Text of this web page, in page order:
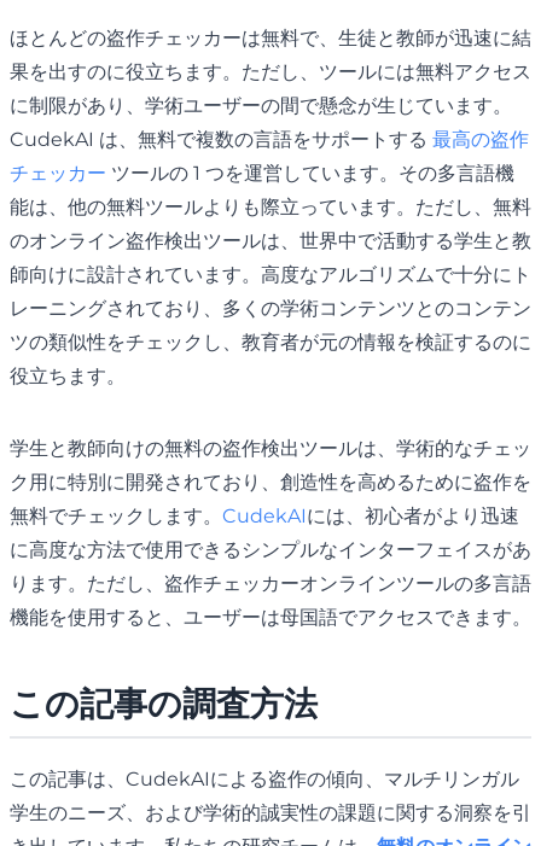
ほとんどの盗作チェッカーは無料で、生徒と教師が迅速に結
果を出すのに役立ちます。ただし、ツールには無料アクセス
に制限があり、学術ユーザーの間で懸念が生じています。
CudekAI は、無料で複数の言語をサポートする 最高の盗作
チェッカー ツールの 1 つを運営しています。その多言語機
能は、他の無料ツールよりも際立っています。ただし、無料
のオンライン盗作検出ツールは、世界中で活動する学生と教
師向けに設計されています。高度なアルゴリズムで十分にト
レーニングされており、多くの学術コンテンツとのコンテン
ツの類似性をチェックし、教育者が元の情報を検証するのに
役立ちます。
学生と教師向けの無料の盗作検出ツールは、学術的なチェッ
ク用に特別に開発されており、創造性を高めるために盗作を
無料でチェックします。 CudekAIには、初心者がより迅速
に高度な方法で使用できるシンプルなインターフェイスがあ
ります。ただし、盗作チェッカーオンラインツールの多言語
機能を使用すると、ユーザーは母国語でアクセスできます。
この記事の調査方法
この記事は、CudekAIによる盗作の傾向、マルチリンガル
学生のニーズ、および学術的誠実性の課題に関する洞察を引